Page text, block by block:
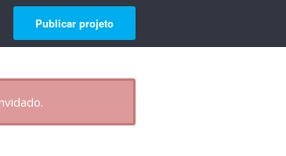
Publicar projeto